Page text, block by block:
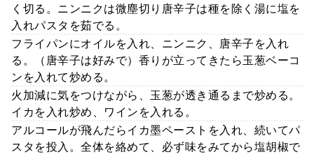
く切る。ニンニクは微塵切り唐辛子は種を除く湯に塩を
入れパスタを茹でる。
フライパンにオイルを入れ、ニンニク、唐辛子を入れ
る。（唐辛子は好みで）香りが立ってきたら玉葱ベーコ
ンを入れて炒める。
火加減に気をつけながら、玉葱が透き通るまで炒める。
イカを入れ炒め、ワインを入れる。
アルコールが飛んだらイカ墨ペーストを入れ、続いてパ
スタを投入。全体を絡めて、必ず味をみてから塩胡椒で